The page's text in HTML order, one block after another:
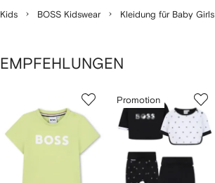
Kids BOSS Kidswear Kleidung für Baby Girls
EMPFEHLUNGEN
von
12
Promotion